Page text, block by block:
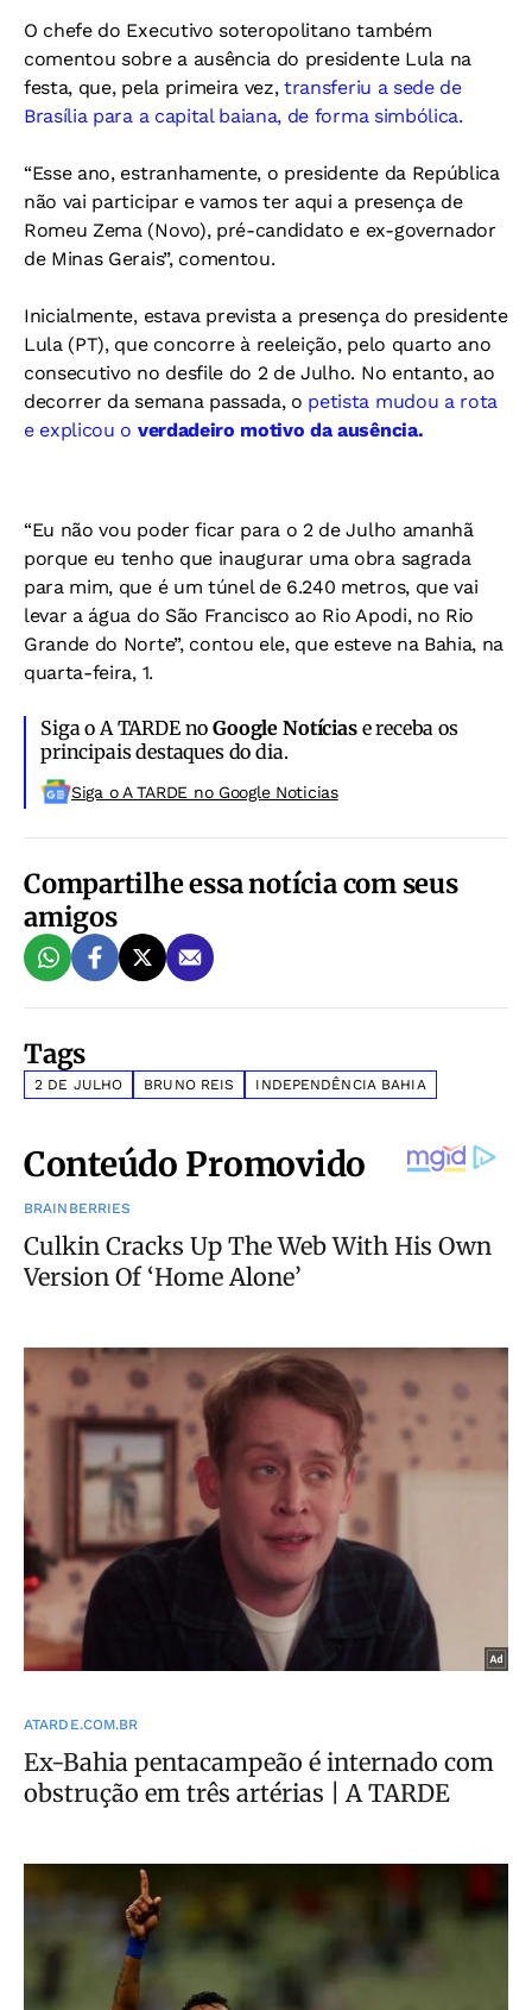
O chefe do Executivo soteropolitano também
comentou sobre a ausência do presidente Lula na
festa, que, pela primeira vez,transferiu a sede de
Brasília para a capital baiana, de forma simbólica.
“Esse ano, estranhamente, o presidente da República
não vai participar e vamos ter aqui a presença de
Romeu Zema (Novo), pré-candidato e ex-governador
de Minas Gerais”, comentou.
Inicialmente, estava prevista a presença do presidente
Lula (PT), que concorre à reeleição, pelo quarto ano
consecutivo no desfile do 2 de Julho. No entanto, ao
decorrer da semana passada, o petista mudou a rota
e explicou o verdadeiro motivo da ausência.
“Eu não vou poder ficar para o 2 de Julho amanhã
porque eu tenho que inaugurar uma obra sagrada
para mim, que é um túnel de 6.240 metros, que vai
levar a água do São Francisco ao Rio Apodi, no Rio
Grande do Norte”, contou ele, que esteve na Bahia, na
quarta-feira, 1.
Siga o A TARDE noGoogle Notíciase receba os
principais destaques do dia.
Siga o A TARDE no Google Noticias
Compartilhe essa notícia com seus
amigos
Tags
2 DE JULHO BRUNO REIS INDEPENDÊNCIA BAHIA